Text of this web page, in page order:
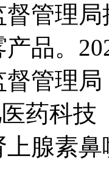
管理
品。
管理
药科技
腺素